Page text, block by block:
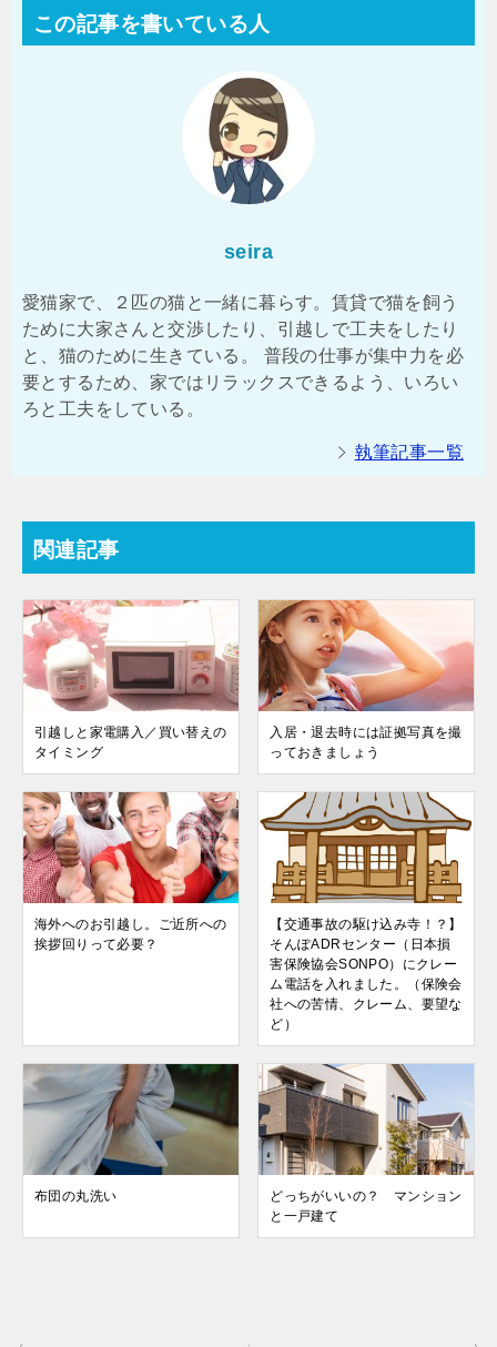
この記事を書いている人
seira
愛猫家で、２匹の猫と一緒に暮らす。賃貸で猫を飼う
ために大家さんと交渉したり、引越しで工夫をしたり
と、猫のために生きている。 普段の仕事が集中力を必
要とするため、家ではリラックスできるよう、いろい
ろと工夫をしている。
執筆記事一覧
関連記事
引越しと家電購入／買い替えの
タイミング
入居・退去時には証拠写真を撮
っておきましょう
海外へのお引越し。ご近所への
挨拶回りって必要？
【交通事故の駆け込み寺！？】
そんぽADRセンター（日本損
害保険協会SONPO）にクレー
ム電話を入れました。（保険会
社への苦情、クレーム、要望な
ど）
布団の丸洗い
どっちがいいの？ マンション
と一戸建て